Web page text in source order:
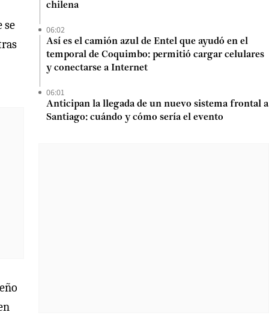
se
chilena
06:02
Así es el camión azul de Entel que ayudó en el
temporal de Coquimbo: permitió cargar celulares
y conectarse a Internet
06:01
Anticipan la llegada de un nuevo sistema frontal a
Santiago: cuándo y cómo sería el evento